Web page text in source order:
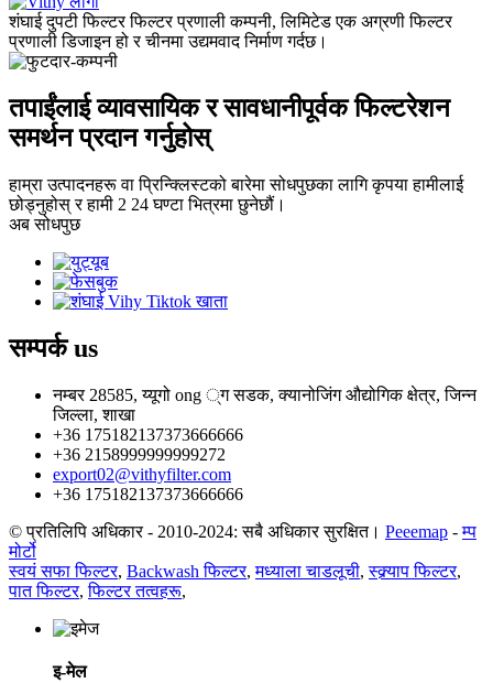
शंघाई दुपटी फिल्टर फिल्टर प्रणाली कम्पनी, लिमिटेड एक अग्रणी फिल्टर
प्रणाली डिजाइन हो र चीनमा उद्यमवाद निर्माण गर्दछ।
तपाईंलाई व्यावसायिक र सावधानीपूर्वक फिल्टरेशन
समर्थन प्रदान गर्नुहोस्
हाम्रा उत्पादनहरू वा प्रिन्क्लिस्टको बारेमा सोधपुछका लागि कृपया हामीलाई
छोड्नुहोस् र हामी 2 24 घण्टा भित्रमा छुनेछौं।
अब सोधपुछ
सम्पर्कus
नम्बर 28585, य्यूगो ong ्ग सडक, क्यानोजिंग औद्योगिक क्षेत्र, जिन्न
जिल्ला, शाखा
+36 175182137373666666
+36 2158999999999272
export02@vithyfilter.com
+36 175182137373666666
© प्रतिलिपि अधिकार - 2010-2024: सबै अधिकार सुरक्षित। Peeemap -म्प
मोर्टो
स्वयं सफा फिल्टर, Backwash फिल्टर,मध्याला चाडलूची,स्क्र्याप फिल्टर,
पात फिल्टर,फिल्टर तत्वहरू,
इ-मेल